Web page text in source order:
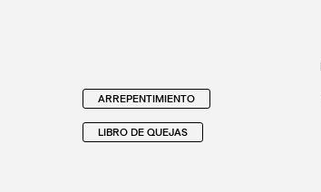
ARREPENTIMIENTO
LIBRO DE QUEJAS